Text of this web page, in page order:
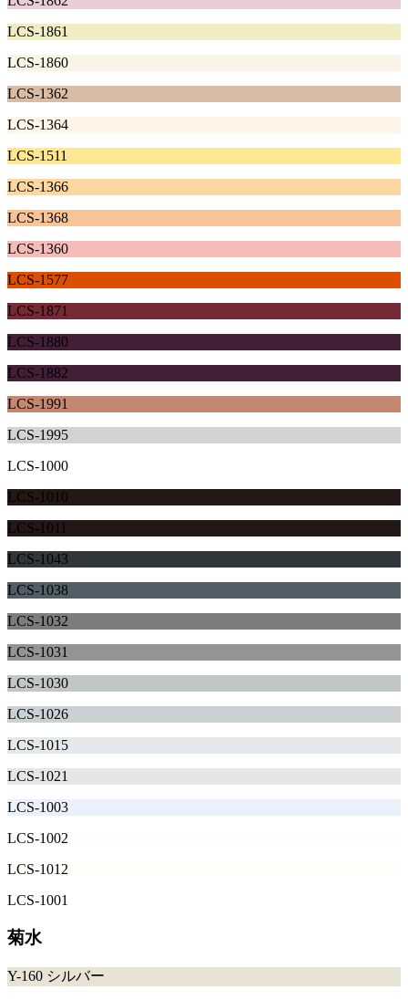
LCS-1861
LCS-1860
LCS-1362
LCS-1364
LCS-1511
LCS-1366
LCS-1368
LCS-1360
LCS-1577
LCS-1871
LCS-1880
LCS-1882
LCS-1991
LCS-1995
LCS-1000
LCS-1010
LCS-1011
LCS-1043
LCS-1038
LCS-1032
LCS-1031
LCS-1030
LCS-1026
LCS-1015
LCS-1021
LCS-1003
LCS-1002
LCS-1012
LCS-1001
菊水
Y-160 シルバー